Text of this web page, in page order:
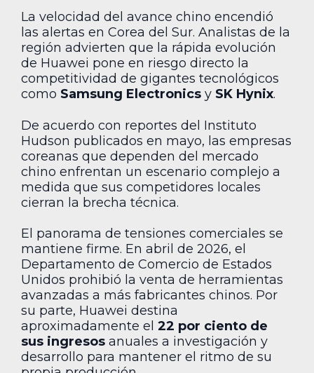
La velocidad del avance chino encendió
las alertas en Corea del Sur. Analistas de la
región advierten que la rápida evolución
de Huawei pone en riesgo directo la
competitividad de gigantes tecnológicos
como Samsung Electronics y SK Hynix.
De acuerdo con reportes del Instituto
Hudson publicados en mayo, las empresas
coreanas que dependen del mercado
chino enfrentan un escenario complejo a
medida que sus competidores locales
cierran la brecha técnica.
El panorama de tensiones comerciales se
mantiene firme. En abril de 2026, el
Departamento de Comercio de Estados
Unidos prohibió la venta de herramientas
avanzadas a más fabricantes chinos. Por
su parte, Huawei destina
aproximadamente el 22 por ciento de
sus ingresos anuales a investigación y
desarrollo para mantener el ritmo de su